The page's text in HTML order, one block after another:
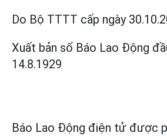
Do Bộ TTTT cấp ngày
Xuất bản số Báo Lao Động
14.8.1929
Báo Lao Động điện tử được